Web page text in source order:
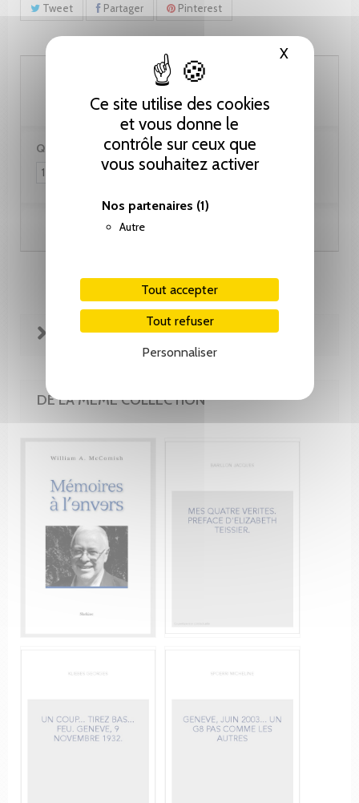
Ce site utilise des cookies
et vous donne le
contrôle sur ceux que
vous souhaitez activer
Nos partenaires (1)
Autre
Tout accepter
Tout refuser
Personnaliser
XMasquer
Tweet Partager Pinterest
28.60 CHF
Quantité :
Ajouter au panier
FICHE TECHNIQUE
DE LA MÊME COLLECTION